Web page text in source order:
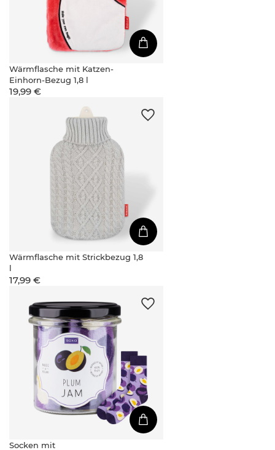
Wärmflasche mit Katzen-
Einhorn-Bezug 1,8 l
19,99 €
Wärmflasche mit Strickbezug 1,8
l
17,99 €
Socken mit